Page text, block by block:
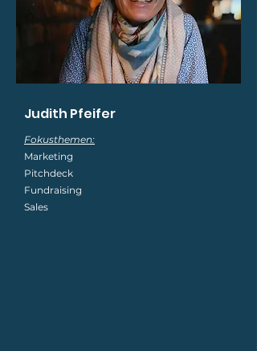
Judith Pfeifer
Fokusthemen:
Marketing
Pitchdeck
Fundraising
Sales